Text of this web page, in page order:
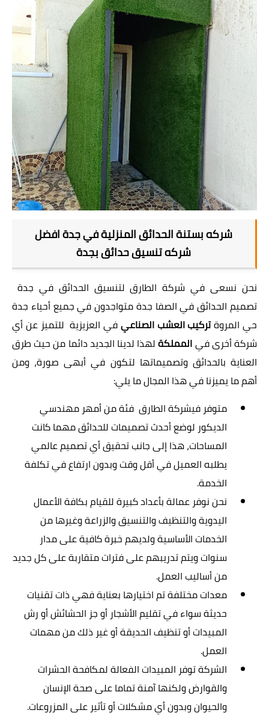
شركه بستنة الحدائق المنزلية في جدة افضل
شركه تنسيق حدائق بجدة
نحن نسعى فيشركة الطارقلتنسيق الحدائق في جدة
تصميم الحدائق في الصفا جدة متواجدون في جميع أحياء جدة
حي المروةتركيب العشب الصناعيفي العزيزية للتميز عن أي
شركة أخرى فيالمملكةلهذا لدينا الجديد دائما من حيث طرق
العناية بالحدائق وتصميماتها لتكون في أبهى صورة، ومن
أهم ما يميزنا في هذا المجال ما يلي:
متوفر فيشركة الطارق فئة من أمهر مهندسي
الديكور لوضع أحدث تصميمات للحدائق مهما كانت
المساحات، هذا إلى جانب تحقيق أي تصميم عالمي
يطلبه العميل في أقل وقت وبدون ارتفاع في تكلفة
الخدمة.
نحن نوفر عمالة بأعداد كبيرة للقيام بكافة الأعمال
اليدوية والتنظيف والتنسيق والزراعة وغيرها من
الخدمات الأساسية ولديهم خبرة كافية على مدار
سنوات ويتم تدريبهم على فترات متقاربة على كل جديد
من أساليب العمل.
معدات مختلفة تم اختيارها بعناية فهي ذات تقنيات
حديثة سواء في تقليم الأشجار أو جز الحشائش أو رش
المبيدات أو تنظيف الحديقة أو غير ذلك من مهمات
العمل.
الشركة توفر المبيدات الفعالة لمكافحة الحشرات
والقوارض ولكنها آمنة تماما على صحة الإنسان
والحيوان وبدون أي مشكلات أو تأثير على المزروعات.